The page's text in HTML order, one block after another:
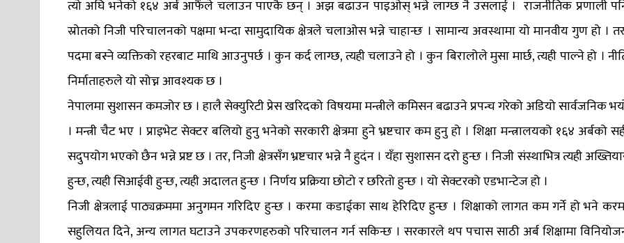
त्यो अघि भनेको १६४ अर्ब आफैंले चलाउन पाएकै छन् । अझ बढाउन पाइओस् भन्ने लाग्छ नै उसलाई । राजनीतिक प्रणाली
स्रोतको निजी परिचालनको पक्षमा भन्दा सामुदायिक क्षेत्रले चलाओस भन्ने चाहान्छ । सामान्य अवस्थामा यो मानवीय गुण हो ।
पदमा बस्ने व्यक्तिको रहरबाट माथि आउनुपर्छ । कुन कर्द लाग्छ, त्यही चलाउने हो । कुन बिरालोले मुसा मार्छ, त्यही पाल्ने हो ।
निर्माताहरुले यो सोच्न आवश्यक छ ।
नेपालमा सुशासन कमजोर छ । हालै सेक्युरिटी प्रेस खरिदको विषयमा मन्त्रीले कमिसन बढाउने प्रपन्च गरेको अडियो सार्वजनिक
। मन्त्री चैट भए । प्राइभेट सेक्टर बलियो हुनु भनेको सरकारी क्षेत्रमा हुने भ्रष्टचार कम हुनु हो । शिक्षा मन्त्रालयको १६४ अर्बको
सदुपयोग भएको छैन भन्ने प्रष्ट छ । तर, निजी क्षेत्रसँग भ्रष्टचार भन्ने नै हुदंन । यँहा सुशासन दरो हुन्छ । निजी संस्थाभित्र त्यही
हुन्छ, त्यही सिआईवी हुन्छ, त्यही अदालत हुन्छ । निर्णय प्रक्रिया छोटो र छरितो हुन्छ । यो सेक्टरको एडभान्टेज हो ।
निजी क्षेत्रलाई पाठ्यक्रममा अनुगमन गरिदिए हुन्छ । करमा कडाईका साथ हेरिदिए हुन्छ । शिक्षाको लागत कम गर्ने हो भने
सहुलियत दिने, अन्य लागत घटाउने उपकरणहरुको परिचालन गर्न सकिन्छ । सरकारले थप पचास साठी अर्ब शिक्षामा